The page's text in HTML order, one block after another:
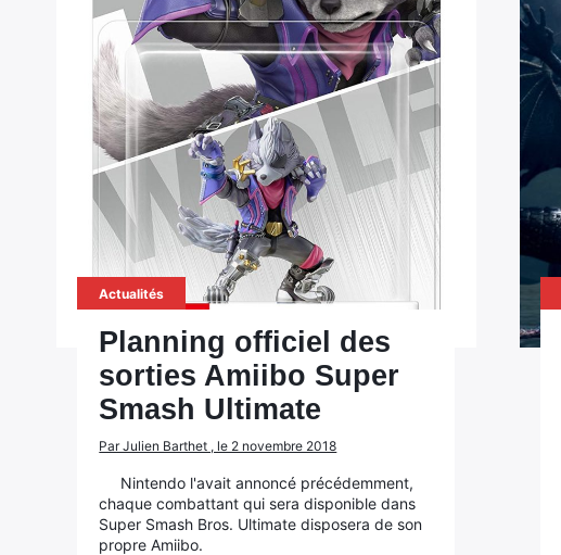
Actualités
Planning officiel des
sorties Amiibo Super
Smash Ultimate
Par Julien Barthet , le 2 novembre 2018
Nintendo l'avait annoncé précédemment,
chaque combattant qui sera disponible dans
Super Smash Bros. Ultimate disposera de son
propre Amiibo.